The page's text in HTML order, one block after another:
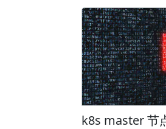
BanyanDB 使用它
自动收集和关联分
服务拓扑: 可视化
用图 性能指标: 收
误率等） 日志关联
TraceID 快速定位
则配置 部署 前置
要求： Kubernetes
k8s master 节